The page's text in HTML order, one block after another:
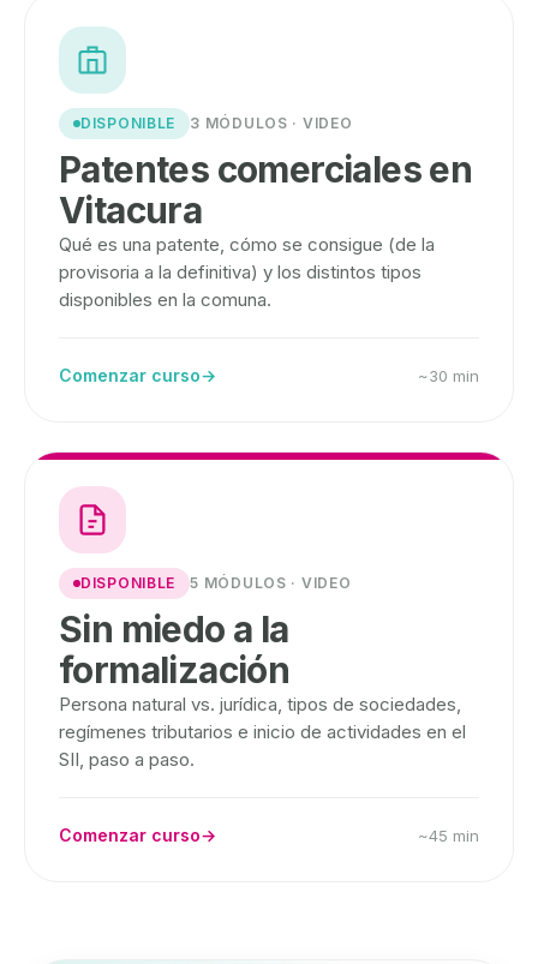
DISPONIBLE 3 MÓDULOS · VIDEO
Patentes comerciales en
Vitacura
Qué es una patente, cómo se consigue (de la
provisoria a la definitiva) y los distintos tipos
disponibles en la comuna.
Comenzar curso→ ~30 min
DISPONIBLE 5 MÓDULOS · VIDEO
Sin miedo a la
formalización
Persona natural vs. jurídica, tipos de sociedades,
regímenes tributarios e inicio de actividades en el
SII, paso a paso.
Comenzar curso→ ~45 min